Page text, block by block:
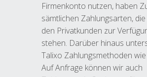
Firmenkonto nutzen, haben
sämtlichen Zahlungsarten,
den Privatkunden zur
stehen. Darüber hinaus
Talixo Zahlungsmethoden wie
Auf Anfrage können wir auch